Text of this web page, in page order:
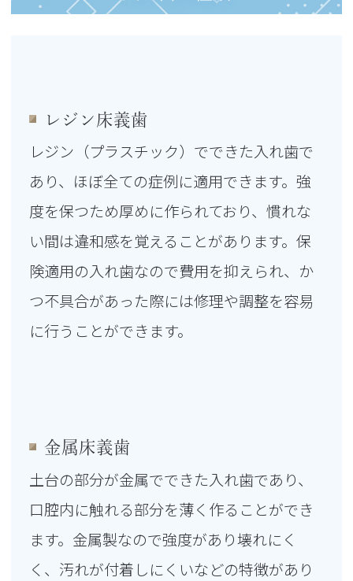
レジン床義歯
レジン（プラスチック）でできた入れ歯で
あり、ほぼ全ての症例に適用できます。強
度を保つため厚めに作られており、慣れな
い間は違和感を覚えることがあります。保
険適用の入れ歯なので費用を抑えられ、か
つ不具合があった際には修理や調整を容易
に行うことができます。
金属床義歯
土台の部分が金属でできた入れ歯であり、
口腔内に触れる部分を薄く作ることができ
ます。金属製なので強度があり壊れにく
く、汚れが付着しにくいなどの特徴があり